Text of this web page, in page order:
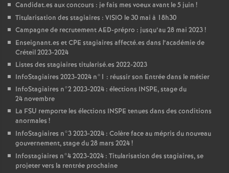
Candidat.es aux concours : je fais mes voeux avant le 5 juin !
Titularisation des stagiaires : VISIO le 30 mai à 18h30
Campagne de recrutementAED-prépro : jusqu’au 28 mai 2023!
Enseignant.es etCPE stagiaires affecté.es dans l’académie de
Créteil 2023-2024
Listes des stagiaires titularisé.es 2022-2023
InfoStagiaires 2023-2024 n°1 : réussir son Entrée dans le métier
InfoStagiaires n°2 2023-2024 : élections INSPE, stage du
24 novembre
La FSU remporte les élections INSPE tenues dans des conditions
anormales !
InfoStagiaires n°3 2023-2024 : Colère face au mépris du nouveau
gouvernement, stage du 28 mars 2024!
Infostagiaires n°4 2023-2024 : Titularisation des stagiaires, se
projeter vers la rentrée prochaine